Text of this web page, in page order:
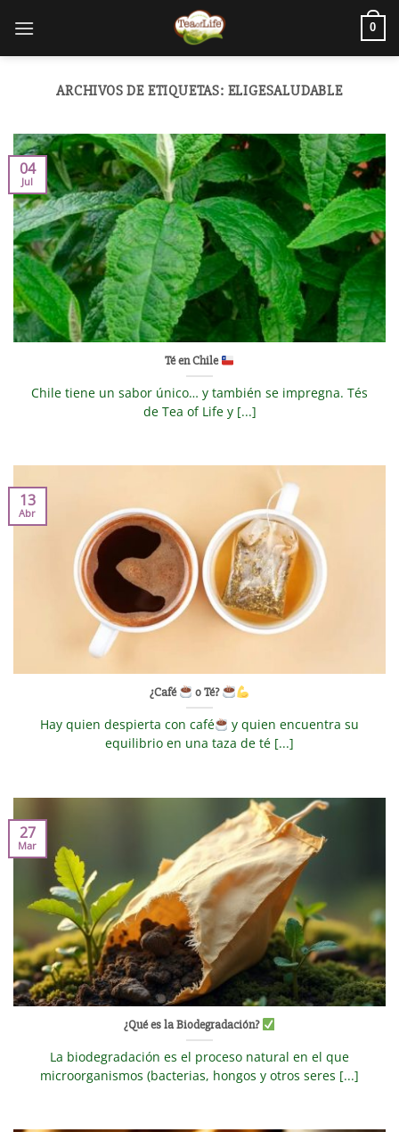
0
ARCHIVOS DE ETIQUETAS: ELIGESALUDABLE
Té en Chile
Chile tiene un sabor único… y también se impregna. Tés
de Tea of Life y [...]
04
Jul
¿Café o Té?
Hay quien despierta con café
y quien encuentra su
equilibrio en una taza de té [...]
13
Abr
¿Qué es la Biodegradación?
La biodegradación es el proceso natural en el que
microorganismos (bacterias, hongos y otros seres [...]
27
Mar